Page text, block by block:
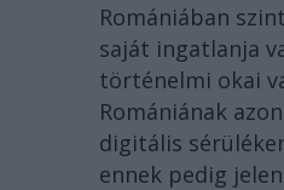
Romániában
saját ingatlanja
történelmi okai
Romániának
digitális
ennek pedig